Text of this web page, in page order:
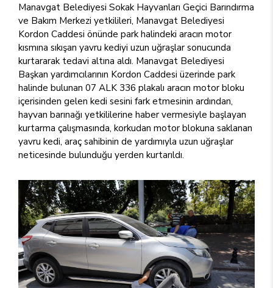
Manavgat Belediyesi Sokak Hayvanları Geçici Barındırma
ve Bakım Merkezi yetkilileri, Manavgat Belediyesi
Kordon Caddesi önünde park halindeki aracın motor
kısmına sıkışan yavru kediyi uzun uğraşlar sonucunda
kurtararak tedavi altına aldı. Manavgat Belediyesi
Başkan yardımcılarının Kordon Caddesi üzerinde park
halinde bulunan 07 ALK 336 plakalı aracın motor bloku
içerisinden gelen kedi sesini fark etmesinin ardından,
hayvan barınağı yetkililerine haber vermesiyle başlayan
kurtarma çalışmasında, korkudan motor blokuna saklanan
yavru kedi, araç sahibinin de yardımıyla uzun uğraşlar
neticesinde bulunduğu yerden kurtarıldı.